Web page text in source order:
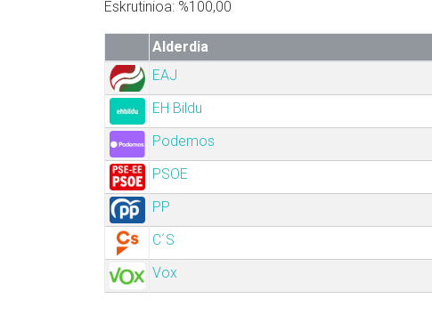
Eskrutinioa: %100,00
Alderdia
EAJ
EH Bildu
Podemos
PSOE
PP
C´S
Vox